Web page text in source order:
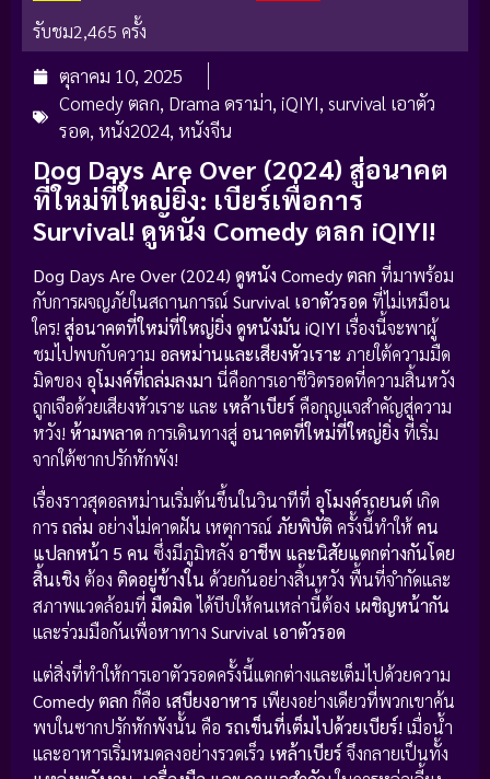
รับชม2,465 ครั้ง
ตุลาคม 10, 2025
Comedy ตลก, Drama ดราม่า, iQIYI, survival เอาตัว
รอด, หนัง2024, หนังจีน
Dog Days Are Over (2024) สู่อนาคต
ที่ใหม่ที่ใหญ่ยิ่ง: เบียร์เพื่อการ
Survival! ดูหนัง Comedy ตลก iQIYI!
Dog Days Are Over (2024) ดูหนัง Comedy ตลก ที่มาพร้อม
กับการผจญภัยในสถานการณ์ Survival เอาตัวรอด ที่ไม่เหมือน
ใคร! สู่อนาคตที่ใหม่ที่ใหญ่ยิ่ง ดูหนังมัน iQIYI เรื่องนี้จะพาผู้
ชมไปพบกับความ อลหม่านและเสียงหัวเราะ ภายใต้ความมืด
มิดของ อุโมงค์ที่ถล่มลงมา นี่คือการเอาชีวิตรอดที่ความสิ้นหวัง
ถูกเจือด้วยเสียงหัวเราะ และ เหล้าเบียร์ คือกุญแจสำคัญสู่ความ
หวัง! ห้ามพลาด การเดินทางสู่ อนาคตที่ใหม่ที่ใหญ่ยิ่ง ที่เริ่ม
จากใต้ซากปรักหักพัง!
เรื่องราวสุดอลหม่านเริ่มต้นขึ้นในวินาทีที่ อุโมงค์รถยนต์ เกิด
การถล่ม อย่างไม่คาดฝัน เหตุการณ์ ภัยพิบัติครั้งนี้ทำให้คน
แปลกหน้า 5 คน ซึ่งมีภูมิหลัง อาชีพ และนิสัยแตกต่างกันโดย
สิ้นเชิง ต้อง ติดอยู่ข้างใน ด้วยกันอย่างสิ้นหวัง พื้นที่จำกัดและ
สภาพแวดล้อมที่ มืดมิดได้บีบให้คนเหล่านี้ต้อง เผชิญหน้ากัน
และร่วมมือกันเพื่อหาทาง Survival เอาตัวรอด
แต่สิ่งที่ทำให้การเอาตัวรอดครั้งนี้แตกต่างและเต็มไปด้วยความ
Comedy ตลก ก็คือ เสบียงอาหาร เพียงอย่างเดียวที่พวกเขาค้น
พบในซากปรักหักพังนั้น คือ รถเข็นที่เต็มไปด้วยเบียร์! เมื่อน้ำ
และอาหารเริ่มหมดลงอย่างรวดเร็ว เหล้าเบียร์ จึงกลายเป็นทั้ง